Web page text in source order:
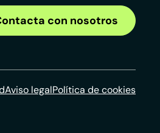
con nosotros
Aviso legalPolítica de cookies